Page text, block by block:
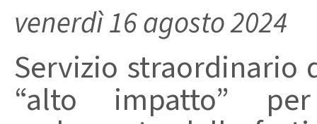
venerdì 16 agosto 2024
Servizio
“alto impatto”